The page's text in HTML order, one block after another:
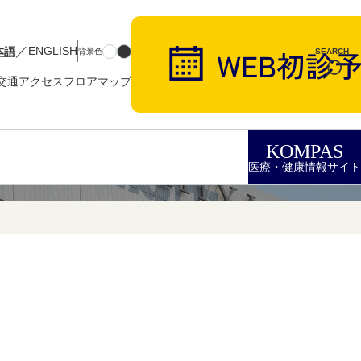
語／ENGLISH背景色
通アクセスフロアマップ
SEARCH
KOMPAS
医療・健康情報サイト